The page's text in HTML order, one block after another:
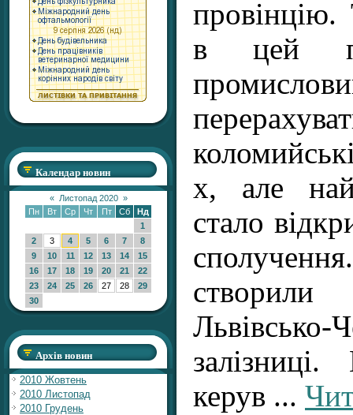
Календар новин
« Листопад 2020 »
Пн
Вт Ср Чт Пт Сб
Нд
1
2
3 4 5 6 7
8
9
10 11 12 13 14
15
16
17 18 19 20 21
22
23
24 25 26 27 28
29
30
Архів новин
2010 Жовтень
2010 Листопад
2010 Грудень
в цей
х, але
стало
Львівсько-
керув ...